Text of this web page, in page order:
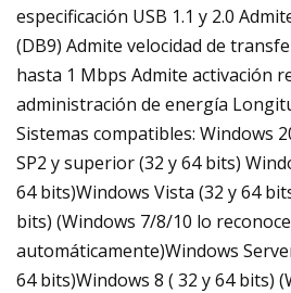
especificación USB 1.1 y 2.0
(DB9) Admite velocidad de
hasta 1 Mbps Admite activación
administración de energía
Sistemas compatibles: Windows
SP2 y superior (32 y 64 bits)
64 bits)Windows Vista (32 y 64
bits) (Windows 7/8/10 lo
automáticamente)Windows
64 bits)Windows 8 ( 32 y 64 bits)